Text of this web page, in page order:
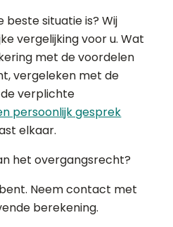
beste situatie is? Wij
vergelijking voor u. Wat
met de voordelen
vergeleken met de
verplichte
persoonlijk gesprek
elkaar.
het overgangsrecht?
Neem contact met
berekening.